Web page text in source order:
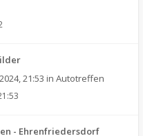
21:53 in Autotreffen
- Ehrenfriedersdorf